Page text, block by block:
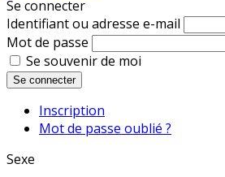
Se connecter
Identifiant ou adresse e-mail
Mot de passe
Se souvenir de moi
Se connecter
Inscription
Mot de passe oublié ?
Sexe